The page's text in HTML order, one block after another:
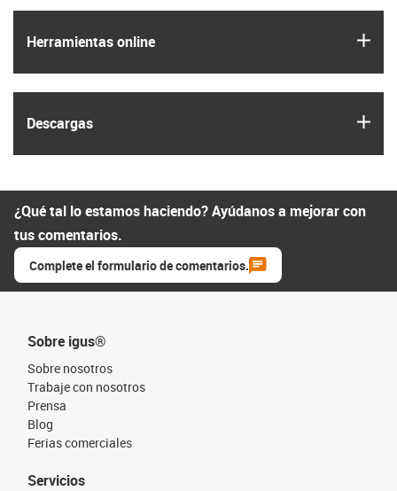
Herramientas online
Descargas
¿Qué tal lo estamos haciendo? Ayúdanos a mejorar con
tus comentarios.
Complete el formulario de comentarios.
Sobre igus®
Sobre nosotros
Trabaje con nosotros
Prensa
Blog
Ferias comerciales
Servicios